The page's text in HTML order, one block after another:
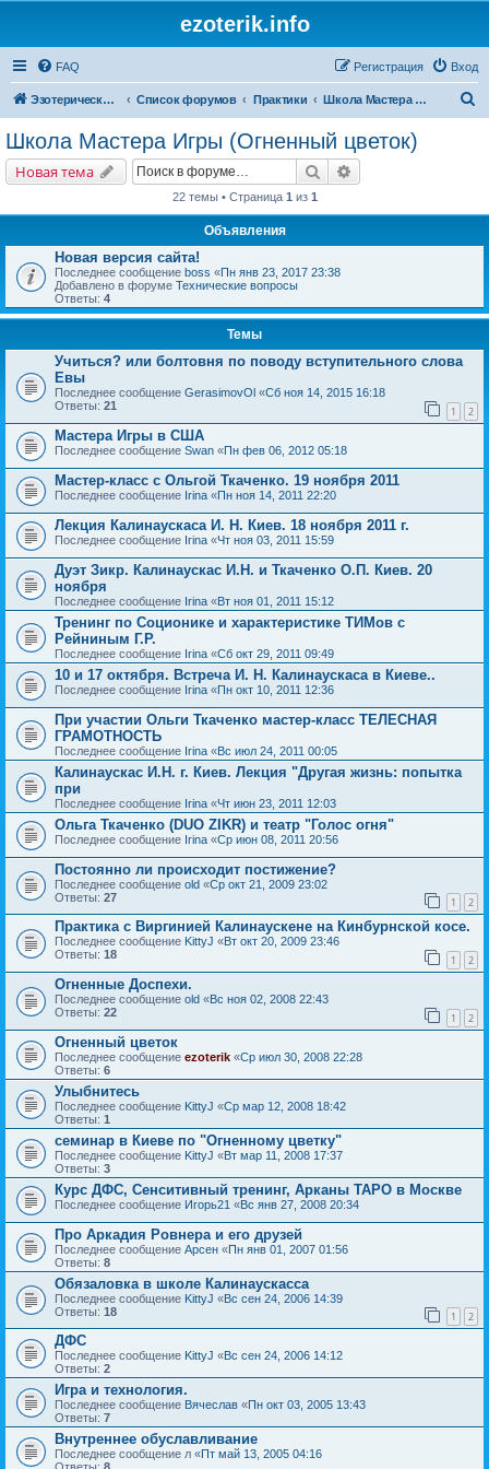
ezoterik.info
FAQ Вход
Регистрация
Эзотерический сайт Список форумов Практики Школа Мастера Игры (Огненный цветок)
Школа Мастера Игры (Огненный цветок)
Новая тема Поиск
22 темы • Страница 1 из 1
Объявления
Новая версия сайта!
Последнее сообщение boss «Пн янв 23, 2017 23:38
Добавлено в форуме Технические вопросы
Ответы: 4
Темы
Учиться? или болтовня по поводу вступительного слова
Евы
Последнее сообщение GerasimovOl «Сб ноя 14, 2015 16:18
Ответы: 21 1 2
Мастера Игры в США
Последнее сообщение Swan «Пн фев 06, 2012 05:18
Мастер-класс с Ольгой Ткаченко. 19 ноября 2011
Последнее сообщение Irina «Пн ноя 14, 2011 22:20
Лекция Калинаускаса И. Н. Киев. 18 ноября 2011 г.
Последнее сообщение Irina «Чт ноя 03, 2011 15:59
Дуэт Зикр. Калинаускас И.Н. и Ткаченко О.П. Киев. 20
ноября
Последнее сообщение Irina «Вт ноя 01, 2011 15:12
Тренинг по Соционике и характеристике ТИМов с
Рейниным Г.Р.
Последнее сообщение Irina «Сб окт 29, 2011 09:49
10 и 17 октября. Встреча И. Н. Калинаускаса в Киеве..
Последнее сообщение Irina «Пн окт 10, 2011 12:36
При участии Ольги Ткаченко мастер-класс ТЕЛЕСНАЯ
ГРАМОТНОСТЬ
Последнее сообщение Irina «Вс июл 24, 2011 00:05
Калинаускас И.Н. г. Киев. Лекция "Другая жизнь: попытка
при
Последнее сообщение Irina «Чт июн 23, 2011 12:03
Ольга Ткаченко (DUO ZIKR) и театр "Голос огня"
Последнее сообщение Irina «Ср июн 08, 2011 20:56
Постоянно ли происходит постижение?
Последнее сообщение old «Ср окт 21, 2009 23:02
Ответы: 27 1 2
Практика с Виргинией Калинаускене на Кинбурнской косе.
Последнее сообщение KittyJ «Вт окт 20, 2009 23:46
Ответы: 18 1 2
Огненные Доспехи.
Последнее сообщение old «Вс ноя 02, 2008 22:43
Ответы: 22 1 2
Огненный цветок
Последнее сообщение ezoterik «Ср июл 30, 2008 22:28
Ответы: 6
Улыбнитесь
Последнее сообщение KittyJ «Ср мар 12, 2008 18:42
Ответы: 1
семинар в Киеве по "Огненному цветку"
Последнее сообщение KittyJ «Вт мар 11, 2008 17:37
Ответы: 3
Курс ДФС, Сенситивный тренинг, Арканы ТАРО в Москве
Последнее сообщение Игорь21 «Вс янв 27, 2008 20:34
Про Аркадия Ровнера и его друзей
Последнее сообщение Арсен «Пн янв 01, 2007 01:56
Ответы: 8
Обязаловка в школе Калинаускасса
Последнее сообщение KittyJ «Вс сен 24, 2006 14:39
Ответы: 18 1 2
ДФС
Последнее сообщение KittyJ «Вс сен 24, 2006 14:12
Ответы: 2
Игра и технология.
Последнее сообщение Вячеслав «Пн окт 03, 2005 13:43
Ответы: 7
Внутреннее обуславливание
Последнее сообщение л «Пт май 13, 2005 04:16